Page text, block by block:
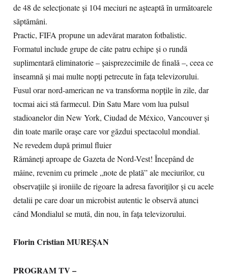
de 48 de selecționate și 104 meciuri ne așteaptă în următoarele
săptămâni.
Practic, FIFA propune un adevărat maraton fotbalistic.
Formatul include grupe de câte patru echipe și o rundă
suplimentară eliminatorie – șaisprezecimile de finală –, ceea ce
înseamnă și mai multe nopți petrecute în fața televizorului.
Fusul orar nord-american ne va transforma nopțile în zile, dar
tocmai aici stă farmecul. Din Satu Mare vom lua pulsul
stadioanelor din New York, Ciudad de México, Vancouver și
din toate marile orașe care vor găzdui spectacolul mondial.
Ne revedem după primul fluier
Rămâneți aproape de Gazeta de Nord-Vest! Începând de
mâine, revenim cu primele „note de plată” ale meciurilor, cu
observațiile și ironiile de rigoare la adresa favoriților și cu acele
detalii pe care doar un microbist autentic le observă atunci
când Mondialul se mută, din nou, în fața televizorului.
Florin Cristian MUREȘAN
PROGRAM TV –